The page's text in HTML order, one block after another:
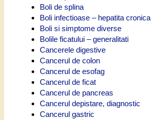
Boli de splina
Boli infectioase – hepatita cronica
Boli si simptome diverse
Bolile ficatului – generalitati
Cancerele digestive
Cancerul de colon
Cancerul de esofag
Cancerul de ficat
Cancerul de pancreas
Cancerul depistare, diagnostic
Cancerul gastric